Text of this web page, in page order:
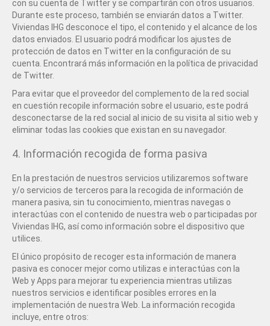
con su cuenta de Twitter y se compartirán con otros usuarios.
Durante este proceso, también se enviarán datos a Twitter.
Viviendas IHG desconoce el tipo, el contenido y el alcance de los
datos enviados. El usuario podrá modificar los ajustes de
protección de datos en Twitter en la configuración de su
cuenta. Encontrará más información en la política de privacidad
de Twitter.
Para evitar que el proveedor del complemento de la red social
en cuestión recopile información sobre el usuario, este podrá
desconectarse de la red social al inicio de su visita al sitio web y
eliminar todas las cookies que existan en su navegador.
4. Información recogida de forma pasiva
En la prestación de nuestros servicios utilizaremos software
y/o servicios de terceros para la recogida de información de
manera pasiva, sin tu conocimiento, mientras navegas o
interactúas con el contenido de nuestra web o participadas por
Viviendas IHG, así como información sobre el dispositivo que
utilices.
El único propósito de recoger esta información de manera
pasiva es conocer mejor como utilizas e interactúas con la
Web y Apps para mejorar tu experiencia mientras utilizas
nuestros servicios e identificar posibles errores en la
implementación de nuestra Web. La información recogida
incluye, entre otros: